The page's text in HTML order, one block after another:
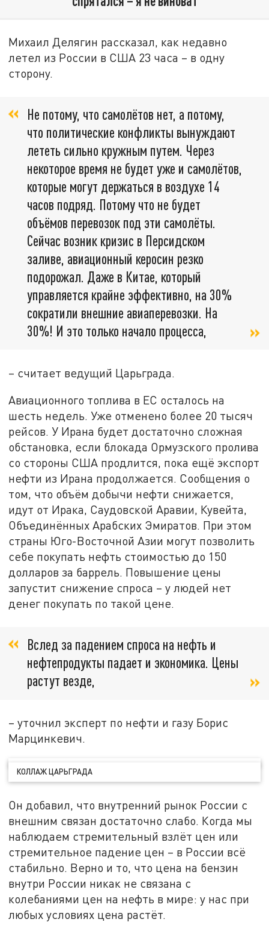
Михаил Делягин рассказал, как недавно
летел из России в США 23 часа – в одну
сторону.
Не потому, что самолётов нет, а потому,
что политические конфликты вынуждают
лететь сильно кружным путем. Через
некоторое время не будет уже и самолётов,
которые могут держаться в воздухе 14
часов подряд. Потому что не будет
объёмов перевозок под эти самолёты.
Сейчас возник кризис в Персидском
заливе, авиационный керосин резко
подорожал. Даже в Китае, который
управляется крайне эффективно, на 30%
сократили внешние авиаперевозки. На
30%! И это только начало процесса,
– считает ведущий Царьграда.
Авиационного топлива в ЕС осталось на
шесть недель. Уже отменено более 20 тысяч
рейсов. У Ирана будет достаточно сложная
обстановка, если блокада Ормузского пролива
со стороны США продлится, пока ещё экспорт
нефти из Ирана продолжается. Сообщения о
том, что объём добычи нефти снижается,
идут от Ирака, Саудовской Аравии, Кувейта,
Объединённых Арабских Эмиратов. При этом
страны Юго-Восточной Азии могут позволить
себе покупать нефть стоимостью до 150
долларов за баррель. Повышение цены
запустит снижение спроса – у людей нет
денег покупать по такой цене.
Вслед за падением спроса на нефть и
нефтепродукты падает и экономика. Цены
растут везде,
– уточнил эксперт по нефти и газу Борис
Марцинкевич.
КОЛЛАЖ ЦАРЬГРАДА
Он добавил, что внутренний рынок России с
внешним связан достаточно слабо. Когда мы
наблюдаем стремительный взлёт цен или
стремительное падение цен – в России всё
стабильно. Верно и то, что цена на бензин
внутри России никак не связана с
колебаниями цен на нефть в мире: у нас при
любых условиях цена растёт.